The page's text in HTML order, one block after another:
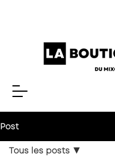
Post
Tous les posts